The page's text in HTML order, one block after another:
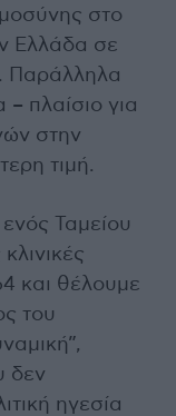
στο
Ελλάδα σε
Παράλληλα
– πλαίσιο για
στην
τιμή.
Ταμείου
και θέλουμε
του
δεν
ηγεσία